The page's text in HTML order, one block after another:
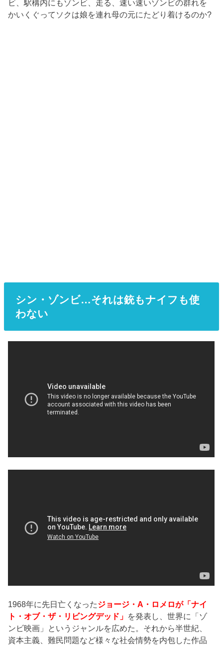
ビ、駅構内にもゾンビ、走る、速い速いゾンビの群れを
かいくぐってソクは娘を連れ母の元にたどり着けるのか?
シン・ゾンビ…それは銃もナイフも使
わない
1968年に先日亡くなったジョージ・A・ロメロが「ナイ
ト・オブ・ザ・リビングデッド」 を発表し、世界に「ゾ
ンビ映画」というジャンルを広めた。それから半世紀、
資本主義、難民問題など様々な社会情勢を内包した作品